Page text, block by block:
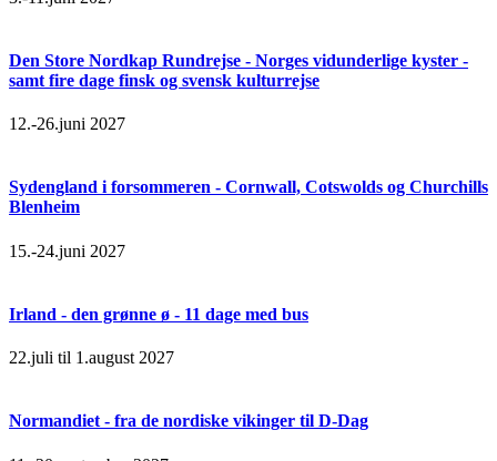
Den Store Nordkap Rundrejse - Norges vidunderlige kyster -
samt fire dage finsk og svensk kulturrejse
12.-26.juni 2027
Sydengland i forsommeren - Cornwall, Cotswolds og Churchills
Blenheim
15.-24.juni 2027
Irland - den grønne ø - 11 dage med bus
22.juli til 1.august 2027
Normandiet - fra de nordiske vikinger til D-Dag